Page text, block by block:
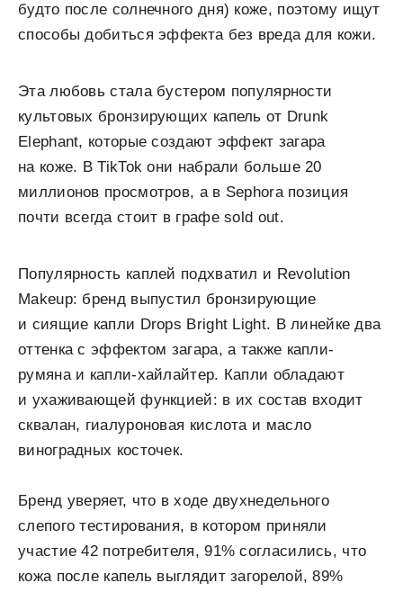
будто после солнечного дня) коже, поэтому ищут
способы добиться эффекта без вреда для кожи.
Эта любовь стала бустером популярности
культовых бронзирующих капель от Drunk
Elephant, которые создают эффект загара
на коже. В TikTok они набрали больше 20
миллионов просмотров, а в Sephora позиция
почти всегда стоит в графе sold out.
Популярность каплей подхватил и Revolution
Makeup: бренд выпустил бронзирующие
и сиящие капли Drops Bright Light. В линейке два
оттенка с эффектом загара, а также капли-
румяна и капли-хайлайтер. Капли обладают
и ухаживающей функцией: в их состав входит
сквалан, гиалуроновая кислота и масло
виноградных косточек.
Бренд уверяет, что в ходе двухнедельного
слепого тестирования, в котором приняли
участие 42 потребителя, 91% согласились, что
кожа после капель выглядит загорелой, 89%